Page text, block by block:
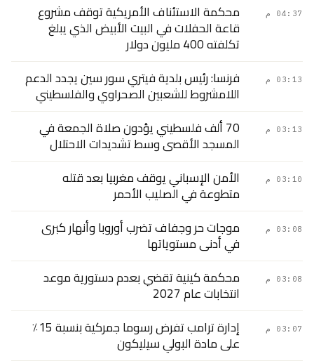
04:37 م محكمة الاستئناف الأمريكية توقف مشروع
قاعة الحفلات في البيت الأبيض الذي يبلغ
تكلفته 400 مليون دولار
03:13 م فرنسا: رئيس بلدية فيتري سور سين يجدد الدعم
اللامشروط للشعبين الصحراوي والفلسطيني
03:13 م 70 ألف فلسطيني يؤدون صلاة الجمعة في
المسجد الأقصى وسط تشديدات الاحتلال
03:10 م الأمن الإسباني يوقف مغربيا بعد قتله
متطوعة في الصليب الأحمر
03:08 م موجات حر وجفاف تضرب أوروبا وأنهار كبرى
في أدنى مستوياتها
03:08 م محكمة كينية تقضي بعدم دستورية موعد
انتخابات عام 2027
03:07 م إدارة ترامب تفرض رسوما جمركية بنسبة 15٪
على مادة البولي سيليكون